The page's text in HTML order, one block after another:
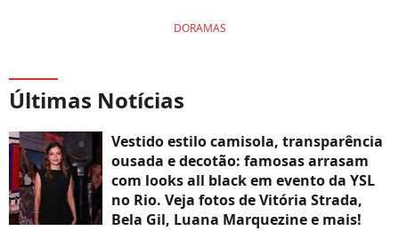
DORAMAS
Últimas Notícias
Vestido estilo camisola, transparência
ousada e decotão: famosas arrasam
com looks all black em evento da YSL
no Rio. Veja fotos de Vitória Strada,
Bela Gil, Luana Marquezine e mais!